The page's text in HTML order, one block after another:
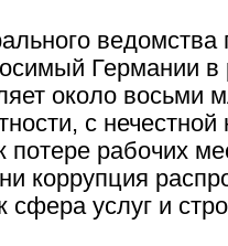
ведомства
Германии в
около восьми
с нечестной
потере рабочих
коррупция
сфера услуг и